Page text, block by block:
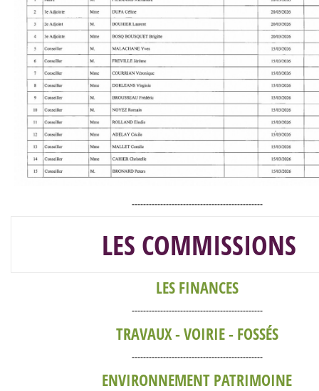
----------------------------------------------
LES COMMISSIONS
LES FINANCES
----------------------------------------------
TRAVAUX - VOIRIE - FOSSÉS
----------------------------------------------
ENVIRONNEMENT PATRIMOINE